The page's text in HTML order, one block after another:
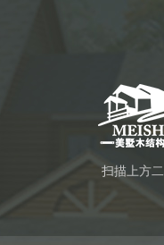
扫描上方